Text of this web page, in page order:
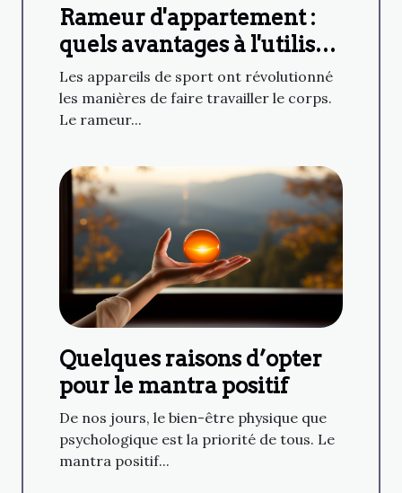
Rameur d'appartement :
quels avantages à l'utiliser
?
Les appareils de sport ont révolutionné
les manières de faire travailler le corps.
Le rameur...
Quelques raisons d’opter
pour le mantra positif
De nos jours, le bien-être physique que
psychologique est la priorité de tous. Le
mantra positif...